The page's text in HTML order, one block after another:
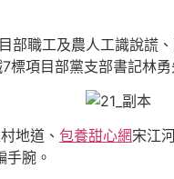
部職工及農人工識說謊
標項目部黨支部書記林勇
地道、 包養甜心網宋江
腕。